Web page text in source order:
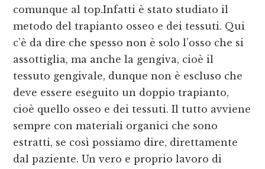
comunque al top.Infatti è stato studiato il
metodo del trapianto osseo e dei tessuti. Qui
c’è da dire che spesso non è solo l’osso che si
assottiglia, ma anche la gengiva, cioè il
tessuto gengivale, dunque non è escluso che
deve essere eseguito un doppio trapianto,
cioè quello osseo e dei tessuti. Il tutto avviene
sempre con materiali organici che sono
estratti, se così possiamo dire, direttamente
dal paziente. Un vero e proprio lavoro di